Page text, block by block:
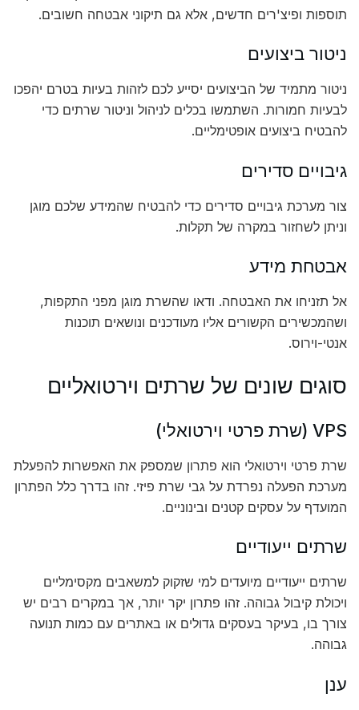
תוספות ופיצ'רים חדשים, אלא גם תיקוני אבטחה חשובים.
ניטור ביצועים
ניטור מתמיד של הביצועים יסייע לכם לזהות בעיות בטרם יהפכו
לבעיות חמורות. השתמשו בכלים לניהול וניטור שרתים כדי
להבטיח ביצועים אופטימליים.
גיבויים סדירים
צור מערכת גיבויים סדירים כדי להבטיח שהמידע שלכם מוגן
וניתן לשחזור במקרה של תקלות.
אבטחת מידע
אל תזניחו את האבטחה. ודאו שהשרת מוגן מפני התקפות,
ושהמכשירים הקשורים אליו מעודכנים ונושאים תוכנות
אנטי-וירוס.
סוגים שונים של שרתים וירטואליים
VPS (שרת פרטי וירטואלי)
שרת פרטי וירטואלי הוא פתרון שמספק את האפשרות להפעלת
מערכת הפעלה נפרדת על גבי שרת פיזי. זהו בדרך כלל הפתרון
המועדף על עסקים קטנים ובינוניים.
שרתים ייעודיים
שרתים ייעודיים מיועדים למי שזקוק למשאבים מקסימליים
ויכולת קיבול גבוהה. זהו פתרון יקר יותר, אך במקרים רבים יש
צורך בו, בעיקר בעסקים גדולים או באתרים עם כמות תנועה
גבוהה.
ענן